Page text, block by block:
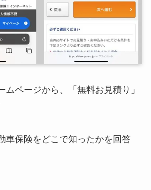
ムページから、「無料お見積り」
車保険をどこで知ったかを回答